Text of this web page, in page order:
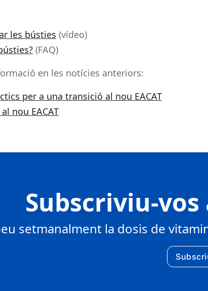
les bústies (vídeo)
(FAQ)
en les notícies anteriors:
per a una transició al nou EACAT
nou EACAT
Subscriviu-
setmanalment la dosis de